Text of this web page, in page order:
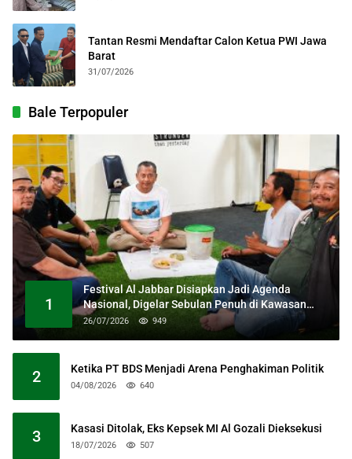
Tantan Resmi Mendaftar Calon Ketua PWI Jawa
Barat
31/07/2026
Bale Terpopuler
1
Festival Al Jabbar Disiapkan Jadi Agenda
Nasional, Digelar Sebulan Penuh di Kawasan
Masjid Raya Al Jabbar
26/07/2026 949
2 Ketika PT BDS Menjadi Arena Penghakiman Politik
04/08/2026 640
3 Kasasi Ditolak, Eks Kepsek MI Al Gozali Dieksekusi
18/07/2026 507